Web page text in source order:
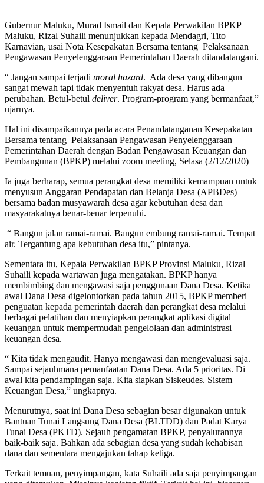
Gubernur Maluku, Murad Ismail dan Kepala Perwakilan BPKP
Maluku, Rizal Suhaili menunjukkan kepada Mendagri, Tito
Karnavian, usai Nota Kesepakatan Bersama tentang Pelaksanaan
Pengawasan Penyelenggaraan Pemerintahan Daerah ditandatangani.
“ Jangan sampai terjadi moral hazard. Ada desa yang dibangun
sangat mewah tapi tidak menyentuh rakyat desa. Harus ada
perubahan. Betul-betul deliver. Program-program yang bermanfaat,”
ujarnya.
Hal ini disampaikannya pada acara Penandatanganan Kesepakatan
Bersama tentang Pelaksanaan Pengawasan Penyelenggaraan
Pemerintahan Daerah dengan Badan Pengawasan Keuangan dan
Pembangunan (BPKP) melalui zoom meeting, Selasa (2/12/2020)
Ia juga berharap, semua perangkat desa memiliki kemampuan untuk
menyusun Anggaran Pendapatan dan Belanja Desa (APBDes)
bersama badan musyawarah desa agar kebutuhan desa dan
masyarakatnya benar-benar terpenuhi.
“ Bangun jalan ramai-ramai. Bangun embung ramai-ramai. Tempat
air. Tergantung apa kebutuhan desa itu,” pintanya.
Sementara itu, Kepala Perwakilan BPKP Provinsi Maluku, Rizal
Suhaili kepada wartawan juga mengatakan. BPKP hanya
membimbing dan mengawasi saja penggunaan Dana Desa. Ketika
awal Dana Desa digelontorkan pada tahun 2015, BPKP memberi
penguatan kepada pemerintah daerah dan perangkat desa melalui
berbagai pelatihan dan menyiapkan perangkat aplikasi digital
keuangan untuk mempermudah pengelolaan dan administrasi
keuangan desa.
“ Kita tidak mengaudit. Hanya mengawasi dan mengevaluasi saja.
Sampai sejauhmana pemanfaatan Dana Desa. Ada 5 prioritas. Di
awal kita pendampingan saja. Kita siapkan Siskeudes. Sistem
Keuangan Desa,” ungkapnya.
Menurutnya, saat ini Dana Desa sebagian besar digunakan untuk
Bantuan Tunai Langsung Dana Desa (BLTDD) dan Padat Karya
Tunai Desa (PKTD). Sejauh pengamatan BPKP, penyalurannya
baik-baik saja. Bahkan ada sebagian desa yang sudah kehabisan
dana dan sementara mengajukan tahap ketiga.
Terkait temuan, penyimpangan, kata Suhaili ada saja penyimpangan